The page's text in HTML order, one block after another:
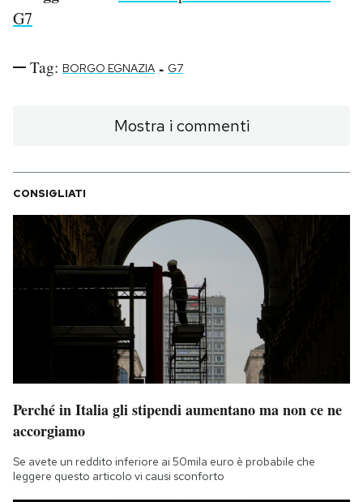
G7
Tag: BORGO EGNAZIA - G7
Mostra i commenti
CONSIGLIATI
Perché in Italia gli stipendi aumentano ma non ce ne
accorgiamo
Se avete un reddito inferiore ai 50mila euro è probabile che
leggere questo articolo vi causi sconforto